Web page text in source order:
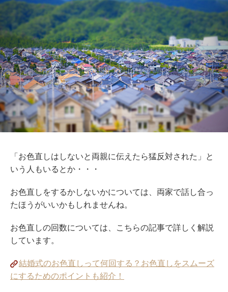
「お色直しはしないと両親に伝えたら猛反対された」と
いう人もいるとか・・・
お色直しをするかしないかについては、両家で話し合っ
たほうがいいかもしれませんね。
お色直しの回数については、こちらの記事で詳しく解説
しています。
結婚式のお色直しって何回する？お色直しをスムーズ
にするためのポイントも紹介！